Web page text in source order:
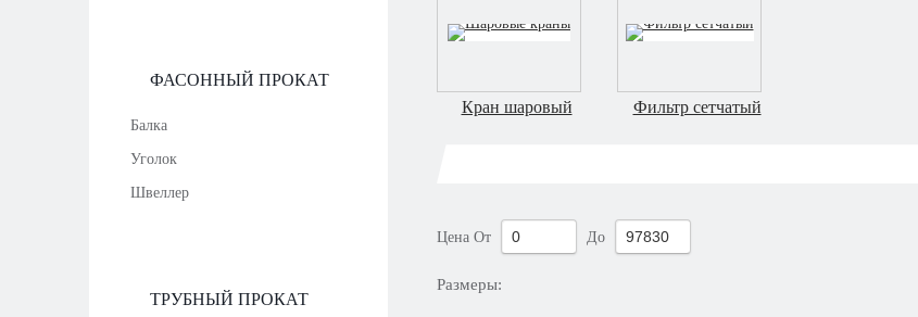
ФАСОННЫЙ ПРОКАТ
Балка
Уголок
Швеллер
ТРУБНЫЙ ПРОКАТ
Кран шаровый Фильтр сетчатый
Цена От До
Размеры: